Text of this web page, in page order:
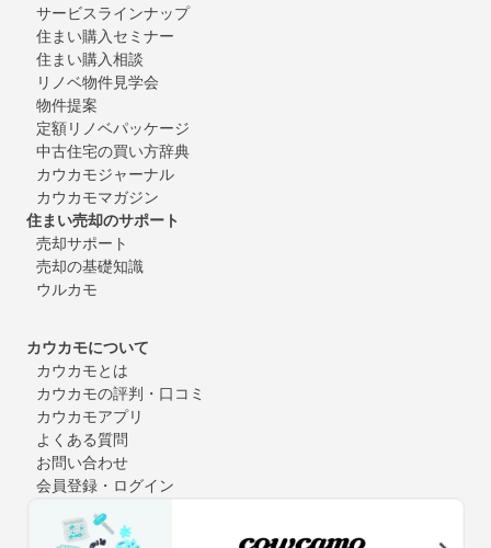
サービスラインナップ
住まい購入セミナー
住まい購入相談
リノベ物件見学会
物件提案
定額リノベパッケージ
中古住宅の買い方辞典
カウカモジャーナル
カウカモマガジン
住まい売却のサポート
売却サポート
売却の基礎知識
ウルカモ
カウカモについて
カウカモとは
カウカモの評判・口コミ
カウカモアプリ
よくある質問
お問い合わせ
会員登録・ログイン